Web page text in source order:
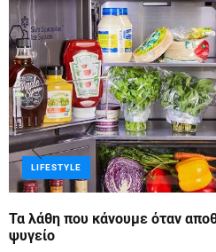
LIFESTYLE
Τα λάθη που κάνουμε όταν
ψυγείο